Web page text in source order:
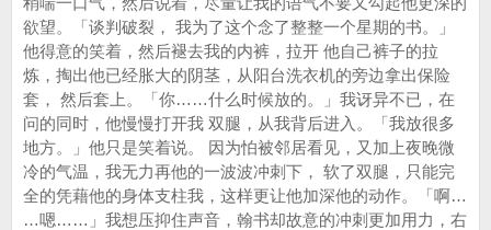
欲望。「谈判破裂， 我为了这个念了整整一个星期的书。」
他得意的笑着，然后褪去我的内裤，拉开 他自己裤子的拉
炼，掏出他已经胀大的阴茎，从阳台洗衣机的旁边拿出保险
套， 然后套上。「你……什么时候放的。」我讶异不已，在
问的同时，他慢慢打开我 双腿，从我背后进入。「我放很多
地方。」他只是笑着说。 因为怕被邻居看见，又加上夜晚微
冷的气温，我无力再他的一波波冲刺下， 软了双腿，只能完
全的凭藉他的身体支柱我，这样更让他加深他的动作。「啊…
…嗯……」我想压抑住声音，翰书却故意的冲刺更加用力，右